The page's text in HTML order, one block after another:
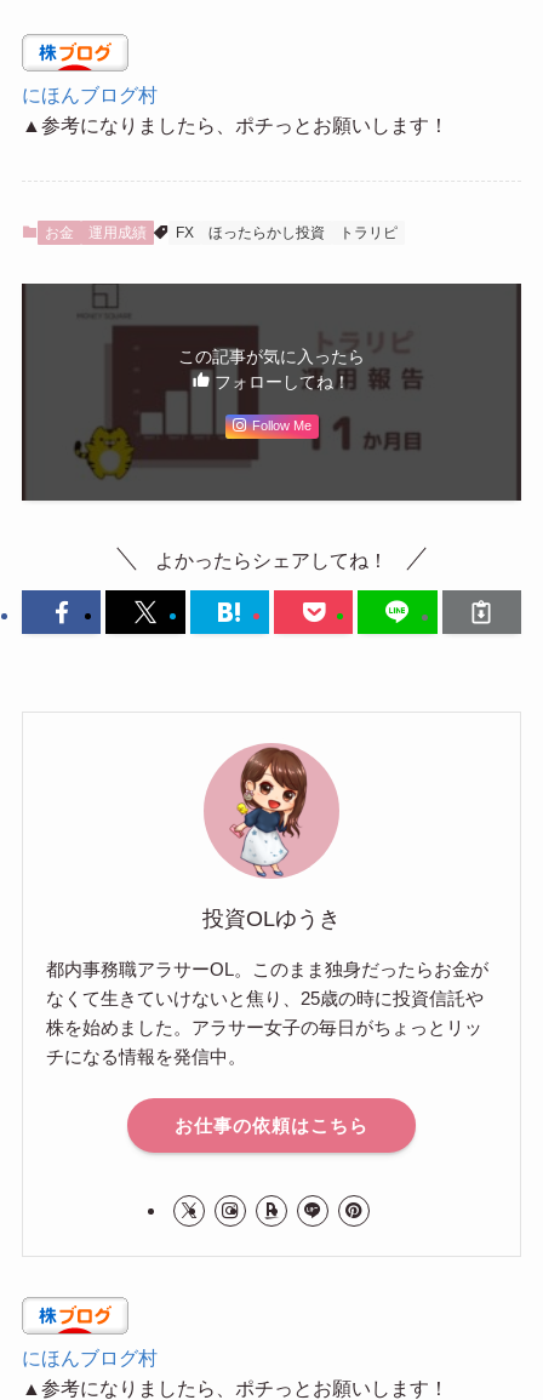
にほんブログ村
▲参考になりましたら、ポチっとお願いします！
お金 運用成績 FX ほったらかし投資 トラリピ
この記事が気に入ったら
フォローしてね！
Follow Me
よかったらシェアしてね！
投資OLゆうき
都内事務職アラサーOL。このまま独身だったらお金が
なくて生きていけないと焦り、25歳の時に投資信託や
株を始めました。アラサー女子の毎日がちょっとリッ
チになる情報を発信中。
お仕事の依頼はこちら
にほんブログ村
▲参考になりましたら、ポチっとお願いします！